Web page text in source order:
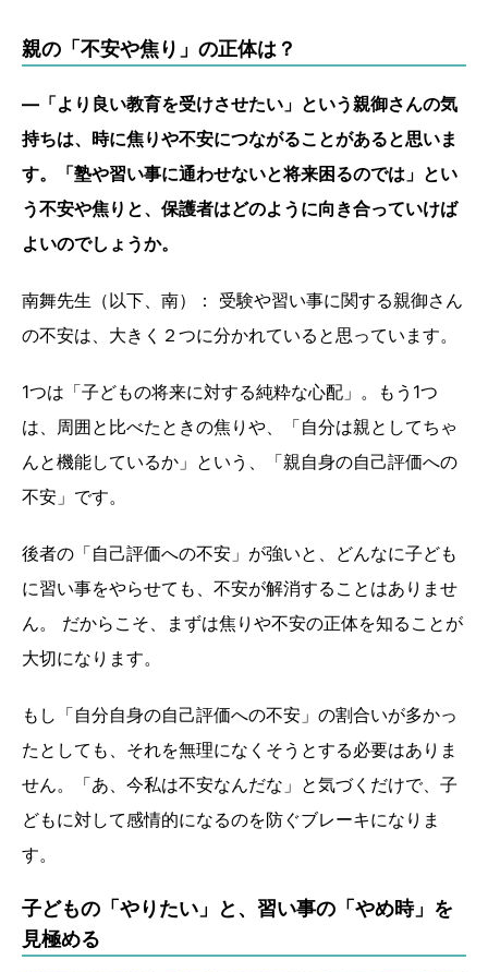
親の「不安や焦り」の正体は？
―「より良い教育を受けさせたい」という親御さんの気
持ちは、時に焦りや不安につながることがあると思いま
す。「塾や習い事に通わせないと将来困るのでは」とい
う不安や焦りと、保護者はどのように向き合っていけば
よいのでしょうか。
南舞先生（以下、南）： 受験や習い事に関する親御さん
の不安は、大きく２つに分かれていると思っています。
1つは「子どもの将来に対する純粋な心配」。もう1つ
は、周囲と比べたときの焦りや、「自分は親としてちゃ
んと機能しているか」という、「親自身の自己評価への
不安」です。
後者の「自己評価への不安」が強いと、どんなに子ども
に習い事をやらせても、不安が解消することはありませ
ん。 だからこそ、まずは焦りや不安の正体を知ることが
大切になります。
もし「自分自身の自己評価への不安」の割合いが多かっ
たとしても、それを無理になくそうとする必要はありま
せん。「あ、今私は不安なんだな」と気づくだけで、子
どもに対して感情的になるのを防ぐブレーキになりま
す。
子どもの「やりたい」と、習い事の「やめ時」を
見極める